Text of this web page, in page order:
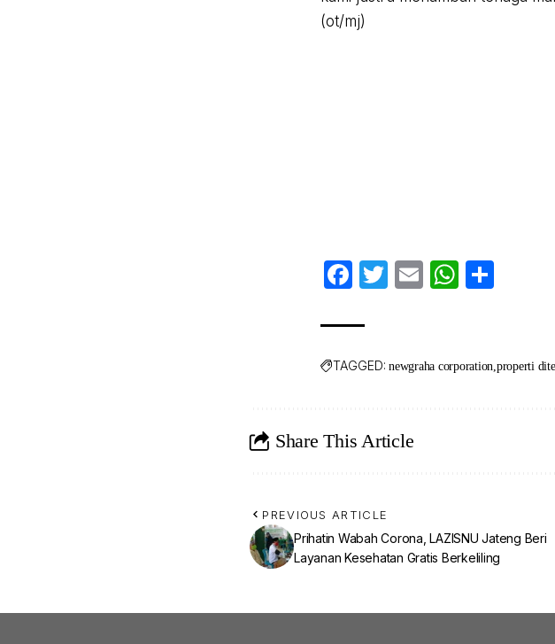
(ot/mj)
Facebook
Twitter
Email
TAGGED: newgraha corporation properti
Share This Article
PREVIOUS ARTICLE
Prihatin Wabah Corona, LAZISNU Jateng Beri
Layanan Kesehatan Gratis Berkeliling